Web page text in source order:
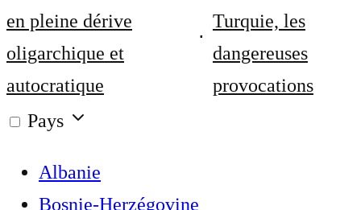
en pleine dérive
oligarchique et
autocratique
Turquie, les
dangereuses
provocations
Pays
Albanie
Bosnie-Herzégovine